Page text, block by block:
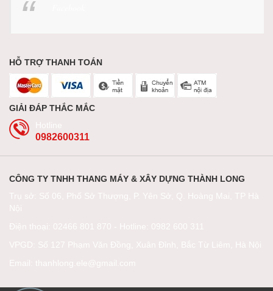
HỖ TRỢ THANH TOÁN
GIẢI ĐÁP THẮC MẮC
0982600311
CÔNG TY TNHH THANG MÁY & XÂY DỰNG THÀNH LONG